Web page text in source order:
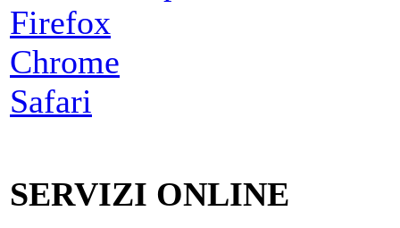
Firefox
Chrome
Safari
SERVIZI ONLINE